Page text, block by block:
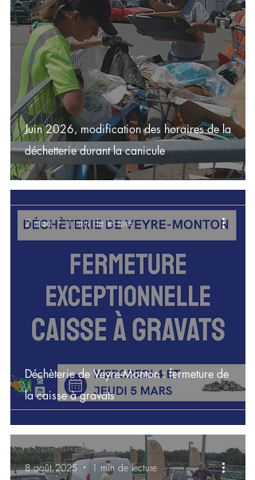
Juin 2026, modification des horaires de la
déchetterie durant la canicule
Déchèterie de Veyre-Monton : fermeture de
la caisse à gravats
2 mars 1 min de lecture
8 août 2025 1 min de lecture